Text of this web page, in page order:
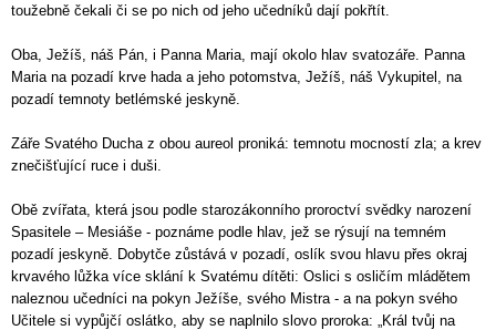
toužebně čekali či se po nich od jeho učedníků dají pokřtít.
Oba, Ježíš, náš Pán, i Panna Maria, mají okolo hlav svatozáře. Panna
Maria na pozadí krve hada a jeho potomstva, Ježíš, náš Vykupitel, na
pozadí temnoty betlémské jeskyně.
Záře Svatého Ducha z obou aureol proniká: temnotu mocností zla; a krev
znečišťující ruce i duši.
Obě zvířata, která jsou podle starozákonního proroctví svědky narození
Spasitele – Mesiáše - poznáme podle hlav, jež se rýsují na temném
pozadí jeskyně. Dobytče zůstává v pozadí, oslík svou hlavu přes okraj
krvavého lůžka více sklání k Svatému dítěti: Oslici s osličím mládětem
naleznou učedníci na pokyn Ježíše, svého Mistra - a na pokyn svého
Učitele si vypůjčí oslátko, aby se naplnilo slovo proroka: „Král tvůj na